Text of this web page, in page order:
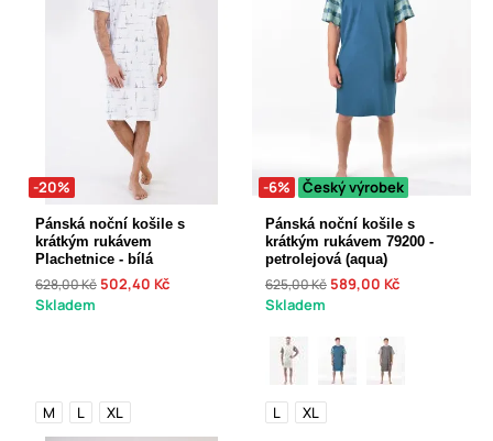
-20%
Pánská noční košile s
krátkým rukávem
Plachetnice - bílá
628,00 Kč 502,40 Kč
Skladem
M L XL
-6% Český výrobek
Pánská noční košile s
krátkým rukávem 79200 -
petrolejová (aqua)
625,00 Kč 589,00 Kč
Skladem
L XL